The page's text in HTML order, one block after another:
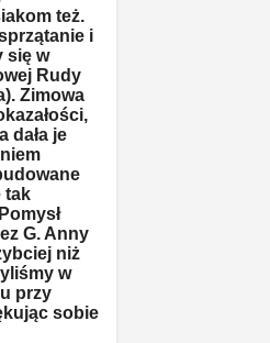
też.
i
się w
Rudy
Zimowa
dała je
tak
G. Anny
niż
w
przy
sobie